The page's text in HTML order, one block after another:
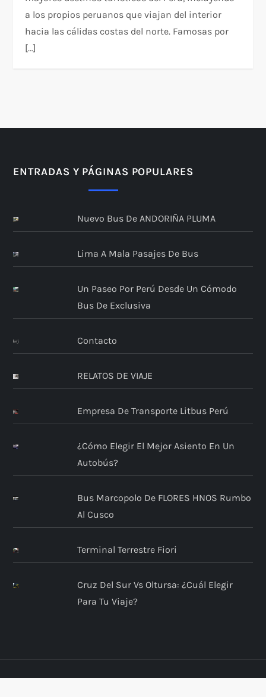
a los propios peruanos que viajan del interior
hacia las cálidas costas del norte. Famosas por
[…]
ENTRADAS Y PÁGINAS POPULARES
Nuevo Bus De ANDORIÑA PLUMA
Lima A Mala Pasajes De Bus
Un Paseo Por Perú Desde Un Cómodo
Bus De Exclusiva
Contacto
RELATOS DE VIAJE
Empresa De Transporte Litbus Perú
¿Cómo Elegir El Mejor Asiento En Un
Autobús?
Bus Marcopolo De FLORES HNOS Rumbo
Al Cusco
Terminal Terrestre Fiori
Cruz Del Sur Vs Oltursa: ¿Cuál Elegir
Para Tu Viaje?